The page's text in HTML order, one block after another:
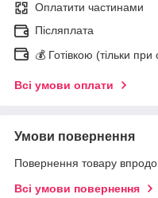
Оплатити частинами
Післяплата
💰 Готівкою (тільки
Всі умови оплати
Умови повернення
Повернення товару
Всі умови повернення